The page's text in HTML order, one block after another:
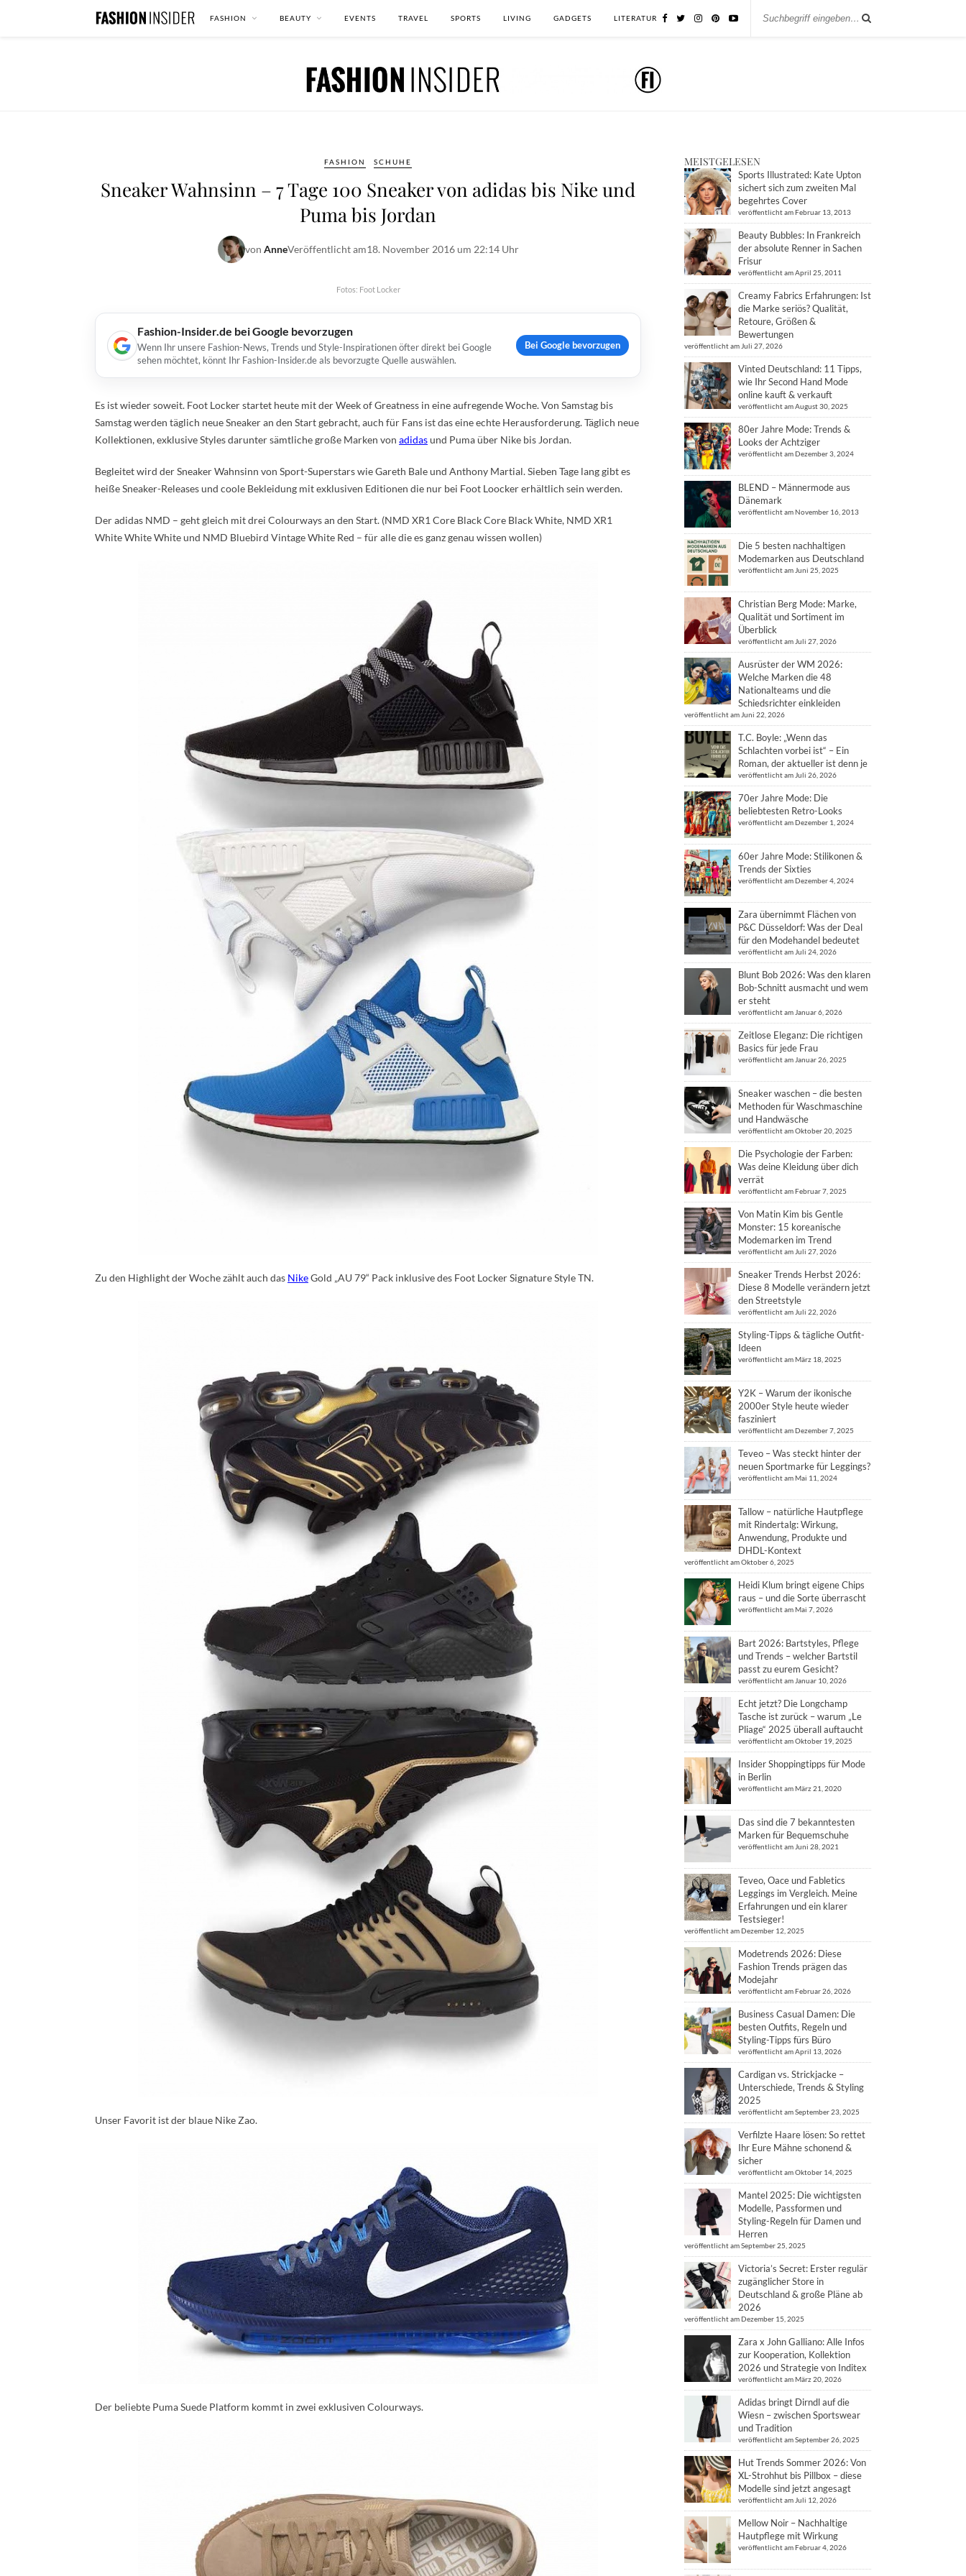
FASHION BEAUTY EVENTS TRAVEL SPORTS LIVING GADGETS LITERATUR
FASHION SCHUHE
Sneaker Wahnsinn – 7 Tage 100 Sneaker von adidas bis Nike und
Puma bis Jordan
von AnneVeröffentlicht am18. November 2016 um 22:14 Uhr
Fotos: Foot Locker
Fashion-Insider.de bei Google bevorzugen
Wenn Ihr unsere Fashion-News, Trends und Style-Inspirationen öfter direkt bei Google
sehen möchtet, könnt Ihr Fashion-Insider.de als bevorzugte Quelle auswählen.
Bei Google bevorzugen
Es ist wieder soweit. Foot Locker startet heute mit der Week of Greatness in eine aufregende Woche. Von Samstag bis
Samstag werden täglich neue Sneaker an den Start gebracht, auch für Fans ist das eine echte Herausforderung. Täglich neue
Kollektionen, exklusive Styles darunter sämtliche große Marken von adidasund Puma über Nike bis Jordan.
Begleitet wird der Sneaker Wahnsinn von Sport-Superstars wie Gareth Bale und Anthony Martial. Sieben Tage lang gibt es
heiße Sneaker-Releases und coole Bekleidung mit exklusiven Editionen die nur bei Foot Loocker erhältlich sein werden.
Der adidas NMD – geht gleich mit drei Colourways an den Start. (NMD XR1 Core Black Core Black White, NMD XR1
White White White und NMD Bluebird Vintage White Red – für alle die es ganz genau wissen wollen)
Zu den Highlight der Woche zählt auch das NikeGold „AU 79“ Pack inklusive des Foot Locker Signature Style TN.
Unser Favorit ist der blaue Nike Zao.
Der beliebte Puma Suede Platform kommt in zwei exklusiven Colourways.
MEISTGELESEN
Sports Illustrated: Kate Upton
sichert sich zum zweiten Mal
begehrtes Cover
veröffentlicht am Februar 13, 2013
Beauty Bubbles: In Frankreich
der absolute Renner in Sachen
Frisur
veröffentlicht am April 25, 2011
Creamy Fabrics Erfahrungen: Ist
die Marke seriös? Qualität,
Retoure, Größen &
Bewertungen
veröffentlicht am Juli 27, 2026
Vinted Deutschland: 11 Tipps,
wie Ihr Second Hand Mode
online kauft & verkauft
veröffentlicht am August 30, 2025
80er Jahre Mode: Trends &
Looks der Achtziger
veröffentlicht am Dezember 3, 2024
BLEND – Männermode aus
Dänemark
veröffentlicht am November 16, 2013
Die 5 besten nachhaltigen
Modemarken aus Deutschland
veröffentlicht am Juni 25, 2025
Christian Berg Mode: Marke,
Qualität und Sortiment im
Überblick
veröffentlicht am Juli 27, 2026
Ausrüster der WM 2026:
Welche Marken die 48
Nationalteams und die
Schiedsrichter einkleiden
veröffentlicht am Juni 22, 2026
T.C. Boyle: „Wenn das
Schlachten vorbei ist“ – Ein
Roman, der aktueller ist denn je
veröffentlicht am Juli 26, 2026
70er Jahre Mode: Die
beliebtesten Retro-Looks
veröffentlicht am Dezember 1, 2024
60er Jahre Mode: Stilikonen &
Trends der Sixties
veröffentlicht am Dezember 4, 2024
Zara übernimmt Flächen von
P&C Düsseldorf: Was der Deal
für den Modehandel bedeutet
veröffentlicht am Juli 24, 2026
Blunt Bob 2026: Was den klaren
Bob-Schnitt ausmacht und wem
er steht
veröffentlicht am Januar 6, 2026
Zeitlose Eleganz: Die richtigen
Basics für jede Frau
veröffentlicht am Januar 26, 2025
Sneaker waschen – die besten
Methoden für Waschmaschine
und Handwäsche
veröffentlicht am Oktober 20, 2025
Die Psychologie der Farben:
Was deine Kleidung über dich
verrät
veröffentlicht am Februar 7, 2025
Von Matin Kim bis Gentle
Monster: 15 koreanische
Modemarken im Trend
veröffentlicht am Juli 27, 2026
Sneaker Trends Herbst 2026:
Diese 8 Modelle verändern jetzt
den Streetstyle
veröffentlicht am Juli 22, 2026
Styling-Tipps & tägliche Outfit-
Ideen
veröffentlicht am März 18, 2025
Y2K – Warum der ikonische
2000er Style heute wieder
fasziniert
veröffentlicht am Dezember 7, 2025
Teveo – Was steckt hinter der
neuen Sportmarke für Leggings?
veröffentlicht am Mai 11, 2024
Tallow – natürliche Hautpflege
mit Rindertalg: Wirkung,
Anwendung, Produkte und
DHDL-Kontext
veröffentlicht am Oktober 6, 2025
Heidi Klum bringt eigene Chips
raus – und die Sorte überrascht
veröffentlicht am Mai 7, 2026
Bart 2026: Bartstyles, Pflege
und Trends – welcher Bartstil
passt zu eurem Gesicht?
veröffentlicht am Januar 10, 2026
Echt jetzt? Die Longchamp
Tasche ist zurück – warum „Le
Pliage“ 2025 überall auftaucht
veröffentlicht am Oktober 19, 2025
Insider Shoppingtipps für Mode
in Berlin
veröffentlicht am März 21, 2020
Das sind die 7 bekanntesten
Marken für Bequemschuhe
veröffentlicht am Juni 28, 2021
Teveo, Oace und Fabletics
Leggings im Vergleich. Meine
Erfahrungen und ein klarer
Testsieger!
veröffentlicht am Dezember 12, 2025
Modetrends 2026: Diese
Fashion Trends prägen das
Modejahr
veröffentlicht am Februar 26, 2026
Business Casual Damen: Die
besten Outfits, Regeln und
Styling-Tipps fürs Büro
veröffentlicht am April 13, 2026
Cardigan vs. Strickjacke –
Unterschiede, Trends & Styling
2025
veröffentlicht am September 23, 2025
Verfilzte Haare lösen: So rettet
Ihr Eure Mähne schonend &
sicher
veröffentlicht am Oktober 14, 2025
Mantel 2025: Die wichtigsten
Modelle, Passformen und
Styling-Regeln für Damen und
Herren
veröffentlicht am September 25, 2025
Victoria’s Secret: Erster regulär
zugänglicher Store in
Deutschland & große Pläne ab
2026
veröffentlicht am Dezember 15, 2025
Zara x John Galliano: Alle Infos
zur Kooperation, Kollektion
2026 und Strategie von Inditex
veröffentlicht am März 20, 2026
Adidas bringt Dirndl auf die
Wiesn – zwischen Sportswear
und Tradition
veröffentlicht am September 26, 2025
Hut Trends Sommer 2026: Von
XL-Strohhut bis Pillbox – diese
Modelle sind jetzt angesagt
veröffentlicht am Juli 12, 2026
Mellow Noir – Nachhaltige
Hautpflege mit Wirkung
veröffentlicht am Februar 4, 2026